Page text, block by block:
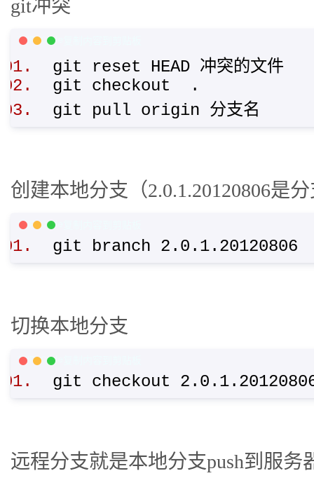
git冲突
PHP Code
git reset HEAD 冲突的文件
git checkout .
git pull origin 分支名
创建本地分支（2.0.1.20120806是
PHP Code
git branch
切换本地分支
PHP Code
git checkout
远程分支就是本地分支push到服务